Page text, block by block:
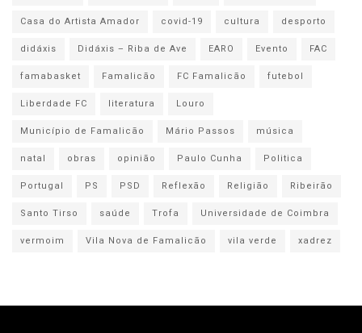
Casa do Artista Amador
covid-19 cultura
desporto
didáxis
Didáxis – Riba de Ave EARO Evento
FAC
famabasket
Famalicão FC Famalicão
futebol
Liberdade FC
literatura
Louro
Município de Famalicão
Mário Passos
música
natal
obras opinião Paulo Cunha
Politica
Portugal
PS PSD Reflexão Religião
Ribeirão
Santo Tirso
saúde Trofa
Universidade de Coimbra
vermoim
Vila Nova de Famalicão vila verde xadrez